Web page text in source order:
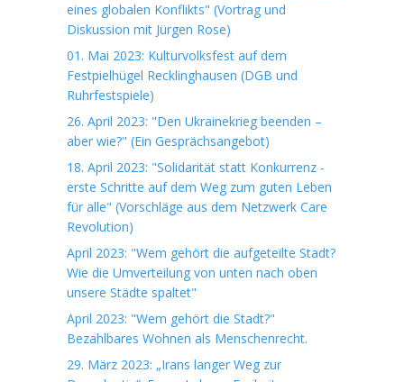
eines globalen Konflikts" (Vortrag und
Diskussion mit Jürgen Rose)
01. Mai 2023: Kulturvolksfest auf dem
Festpielhügel Recklinghausen (DGB und
Ruhrfestspiele)
26. April 2023: "Den Ukrainekrieg beenden –
aber wie?" (Ein Gesprächsangebot)
18. April 2023: "Solidarität statt Konkurrenz -
erste Schritte auf dem Weg zum guten Leben
für alle" (Vorschläge aus dem Netzwerk Care
Revolution)
April 2023: "Wem gehört die aufgeteilte Stadt?
Wie die Umverteilung von unten nach oben
unsere Städte spaltet"
April 2023: "Wem gehört die Stadt?"
Bezahlbares Wohnen als Menschenrecht.
29. März 2023: „Irans langer Weg zur